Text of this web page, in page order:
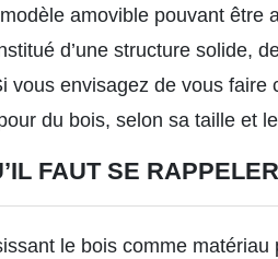
amovible pouvant être
d’une structure solide,
vous envisagez de vous
du bois, selon sa taille et
FAUT SE
le bois comme